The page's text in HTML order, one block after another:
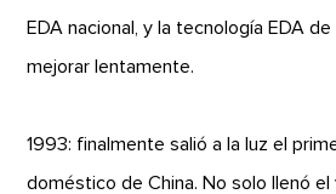
EDA nacional, y la tecnología EDA
mejorar lentamente.
1993: finalmente salió a la luz el
doméstico de China. No solo llenó el